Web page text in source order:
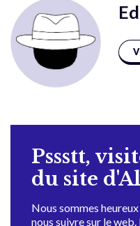
Pssstt,
du site
Nous sommes
nous suivre sur le